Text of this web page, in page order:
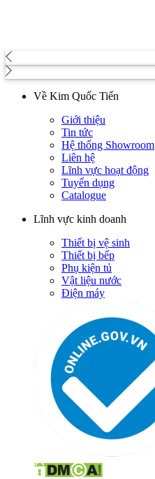
Về Kim Quốc Tiến
Giới thiệu
Tin tức
Hệ thống Showroom
Liên hệ
Lĩnh vực hoạt động
Tuyển dụng
Catalogue
Lĩnh vực kinh doanh
Thiết bị vệ sinh
Thiết bị bếp
Phụ kiện tủ
Vật liệu nước
Điện máy